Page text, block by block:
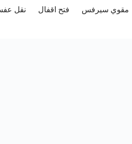
مقوي سيرفس فتح اقفال نقل